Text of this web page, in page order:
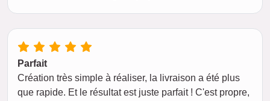
Parfait
Création très simple à réaliser, la livraison a été plus
que rapide. Et le résultat est juste parfait ! C'est propre,